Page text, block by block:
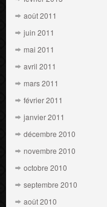
août 2011
juin 2011
mai 2011
avril 2011
mars 2011
février 2011
janvier 2011
décembre 2010
novembre 2010
octobre 2010
septembre 2010
août 2010